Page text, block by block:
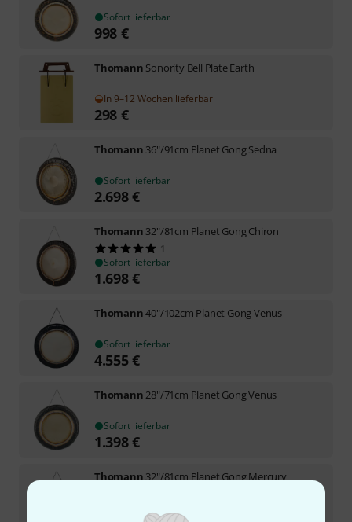
Sofort lieferbar
998 €
Thomann Sonority Bell Plate Earth
In 9–12 Wochen lieferbar
298 €
Thomann 36"/91cm Planet Gong Sedna
Sofort lieferbar
2.698€
Thomann 32"/81cm Planet Gong Chiron
1
Sofort lieferbar
1.698€
Thomann40"/102cm Planet Gong Venus
Sofort lieferbar
4.555€
Thomann 28"/71cm Planet Gong Venus
Sofort lieferbar
1.398€
Thomann 32"/81cm Planet Gong Mercury